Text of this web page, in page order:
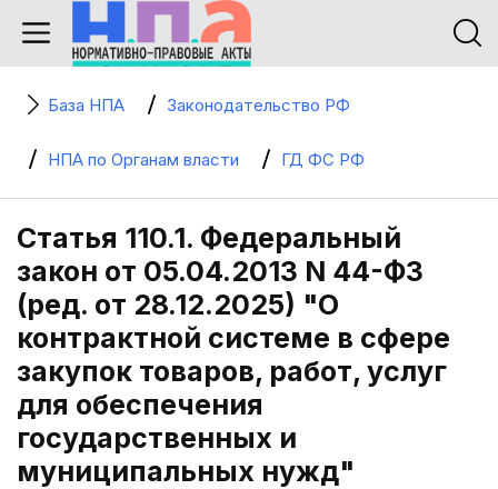
База НПА Законодательство РФ
НПА по Органам власти ГД ФС РФ
Статья 110.1. Федеральный
закон от 05.04.2013 N 44-ФЗ
(ред. от 28.12.2025) "О
контрактной системе в сфере
закупок товаров, работ, услуг
для обеспечения
государственных и
муниципальных нужд"